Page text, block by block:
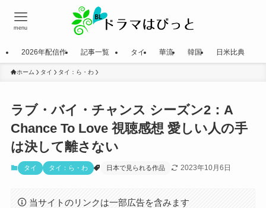
menu
2026年配信作 記事一覧 タイ 華流 韓国 日米比典
ホーム タイ タイ：ら・わ
ラブ・バイ・チャンス シーズン2：A
Chance To Love 視聴感想 愛しい人の手
は決して離さない
タイ タイ：ら・わ 日本で見られる作品 2023年10月6日
当サイトのリンクは一部広告を含みます